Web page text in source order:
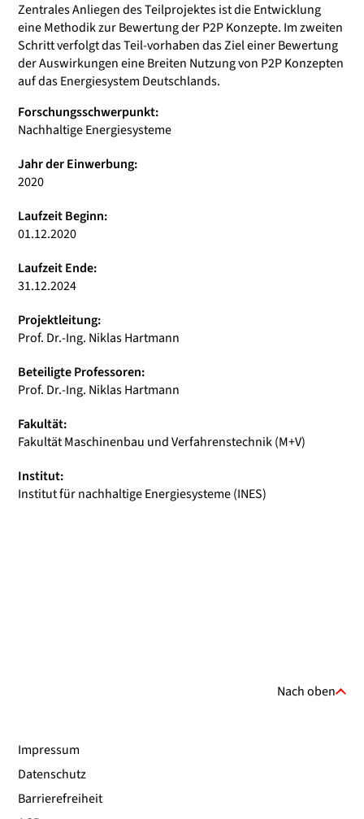
Zentrales Anliegen des Teilprojektes ist die Entwicklung
eine Methodik zur Bewertung der P2P Konzepte. Im zweiten
Schritt verfolgt das Teil-vorhaben das Ziel einer Bewertung
der Auswirkungen eine Breiten Nutzung von P2P Konzepten
auf das Energiesystem Deutschlands.
Forschungsschwerpunkt:
Nachhaltige Energiesysteme
Jahr der Einwerbung:
2020
Laufzeit Beginn:
01.12.2020
Laufzeit Ende:
31.12.2024
Projektleitung:
Prof. Dr.-Ing. Niklas Hartmann
Beteiligte Professoren:
Prof. Dr.-Ing. Niklas Hartmann
Fakultät:
Fakultät Maschinenbau und Verfahrenstechnik (M+V)
Institut:
Institut für nachhaltige Energiesysteme (INES)
Nach oben
Impressum
Datenschutz
Barrierefreiheit